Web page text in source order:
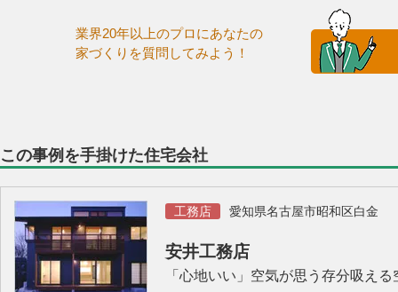
業界20年以上のプロにあなたの
家づくりを質問してみよう！
この事例を手掛けた住宅会社
工務店 愛知県名古屋市昭和区白金
安井工務店
「心地いい」空気が思う存分吸え